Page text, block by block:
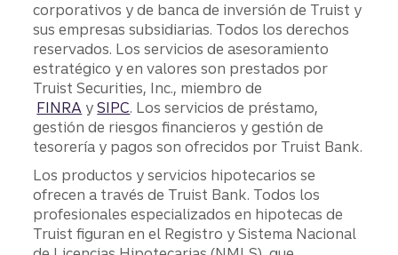
corporativos y de banca de inversión de Truist y
sus empresas subsidiarias. Todos los derechos
reservados. Los servicios de asesoramiento
estratégico y en valores son prestados por
Truist Securities, Inc., miembro de
FINRA ySIPC. Los servicios de préstamo,
gestión de riesgos financieros y gestión de
tesorería y pagos son ofrecidos por Truist Bank.
Los productos y servicios hipotecarios se
ofrecen a través de Truist Bank. Todos los
profesionales especializados en hipotecas de
Truist figuran en el Registro y Sistema Nacional